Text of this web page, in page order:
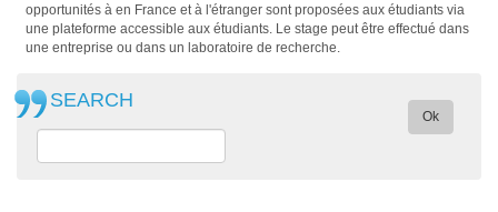
opportunités à en France et à l'étranger sont proposées aux étudiants via
une plateforme accessible aux étudiants. Le stage peut être effectué dans
une entreprise ou dans un laboratoire de recherche.
SEARCH
Ok